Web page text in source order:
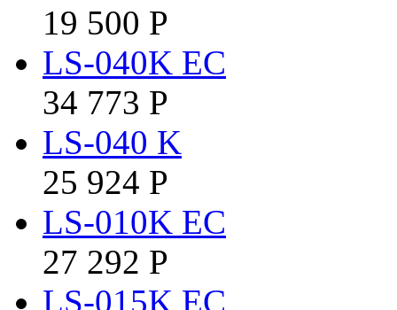
19 500 Р
LS-040K EC
34 773 Р
LS-040 K
25 924 Р
LS-010K EC
27 292 Р
LS-015K EC